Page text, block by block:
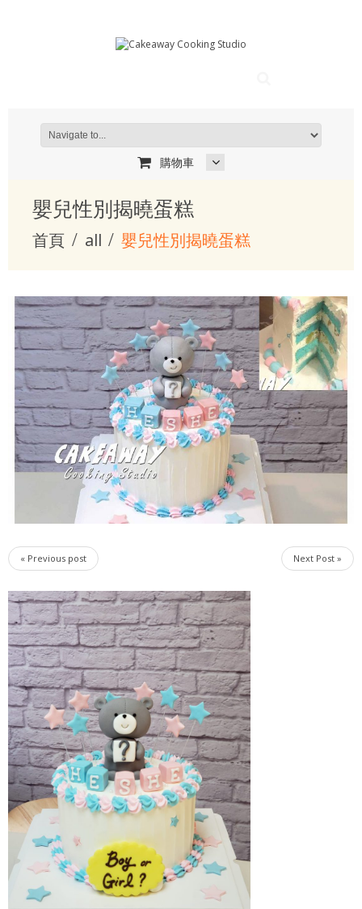
購物車
嬰兒性別揭曉蛋糕
首頁 all 嬰兒性別揭曉蛋糕
« Previous post Next Post »